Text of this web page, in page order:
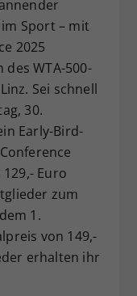
Sport – mit
2025
des WTA-500-
Sei schnell
30.
Early-Bird-
Euro
zum
1.
von 149,-
erhalten ihr
Ihre Consent-
anderem eine
für die
Ihrer
falls der
eingestellt